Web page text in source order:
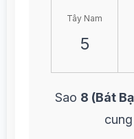
Tây Nam
5
Sao 8 (Bát
cung